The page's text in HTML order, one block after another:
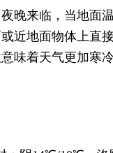
晚来临，当地面
近地面物体上直
味着天气更加寒